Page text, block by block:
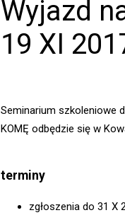
Wyjazd
19 XI
Seminarium szkoleniowe
KOMĘ odbędzie się w
terminy
zgłoszenia do 31 X